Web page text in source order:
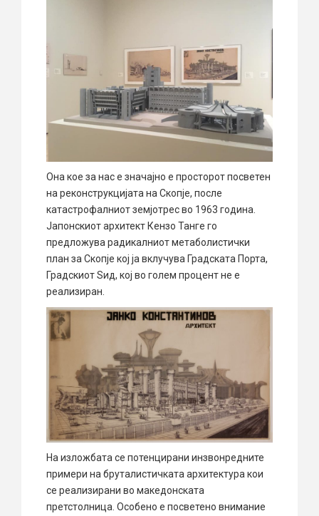
Она кое за нас е значајно е просторот посветен
на реконструкцијата на Скопје, после
катастрофалниот земјотрес во 1963 година.
Јапонскиот архитект Кензо Танге го
предложува радикалниот метаболистички
план за Скопје кој ја вклучува Градската Порта,
Градскиот Ѕид, кој во голем процент не е
реализиран.
На изложбата се потенцирани инзвонредните
примери на бруталистичката архитектура кои
се реализирани во македонската
претстолница. Особено е посветено внимание